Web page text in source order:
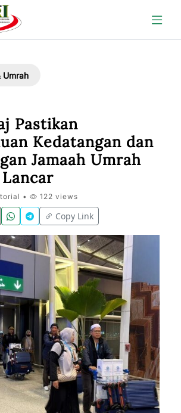
Umrah
Pastikan
Kedatangan dan
Jamaah Umrah
• 122 views
Copy Link